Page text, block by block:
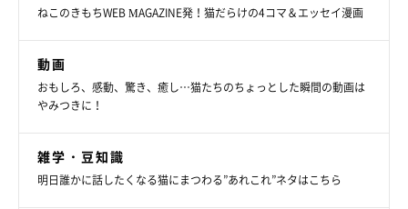
ねこのきもちWEB MAGAZINE発！猫だらけの4コマ＆エッセイ漫画
動画
おもしろ、感動、驚き、癒し…猫たちのちょっとした瞬間の動画は
やみつきに！
雑学・豆知識
明日誰かに話したくなる猫にまつわる”あれこれ”ネタはこちら